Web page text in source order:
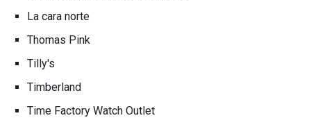
La cara norte
Thomas Pink
Tilly's
Timberland
Time Factory Watch Outlet